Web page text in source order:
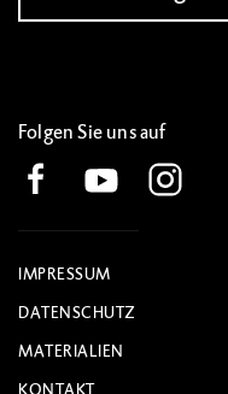
Folgen Sie uns auf
IMPRESSUM
DATENSCHUTZ
MATERIALIEN
KONTAKT